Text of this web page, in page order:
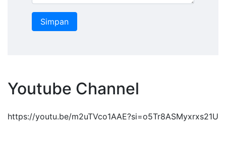
Youtube Channel
https://youtu.be/m2uTVco1AAE?si=o5Tr8ASMyxrxs21U